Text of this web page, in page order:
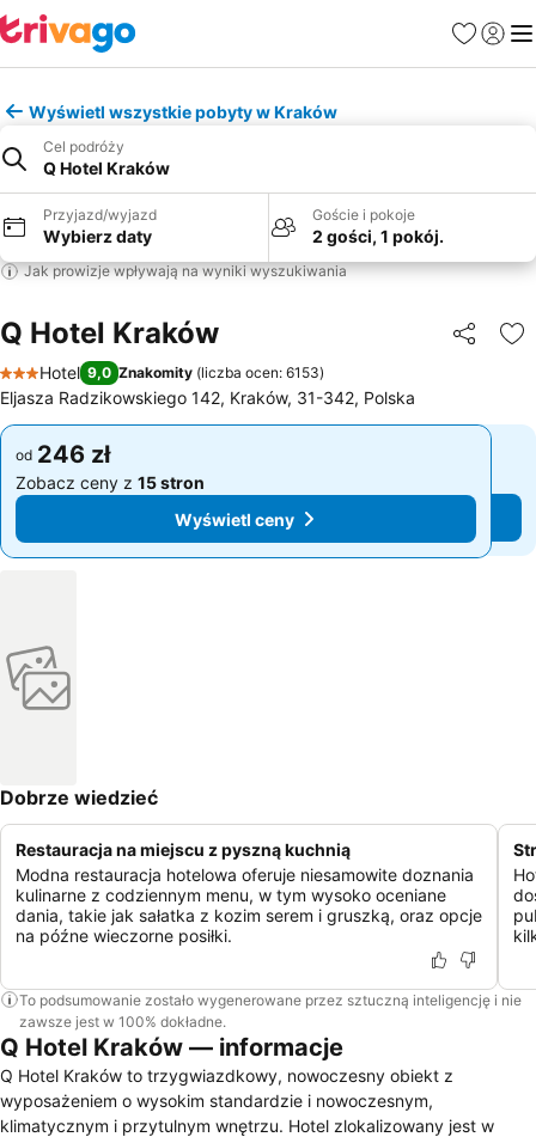
Ulubione
Wyświetl wszystkie pobyty w Kraków
Cel podróży
Q Hotel Kraków
Przyjazd/wyjazd
Wybierz daty
Goście i pokoje
2 gości, 1 pokój.
Jak prowizje wpływają na wyniki wyszukiwania
Q Hotel Kraków
3 Kategoria
Hotel 9,0 Znakomity (liczba ocen: 6153)
Eljasza Radzikowskiego 142, Kraków, 31-342, Polska
od 246 zł
Zobacz ceny z 15 stron
Wyświetl ceny
od 246 zł
Zobacz ceny z 15 stron
Wyświetl ceny
Dobrze wiedzieć
Restauracja na miejscu z pyszną kuchnią
Modna restauracja hotelowa oferuje niesamowite doznania
kulinarne z codziennym menu, w tym wysoko oceniane
dania, takie jak sałatka z kozim serem i gruszką, oraz opcje
na późne wieczorne posiłki.
To podsumowanie zostało wygenerowane przez sztuczną inteligencję i nie
zawsze jest w 100% dokładne.
Q Hotel Kraków — informacje
Q Hotel Kraków to trzygwiazdkowy, nowoczesny obiekt z
wyposażeniem o wysokim standardzie i nowoczesnym,
klimatycznym i przytulnym wnętrzu. Hotel zlokalizowany jest w